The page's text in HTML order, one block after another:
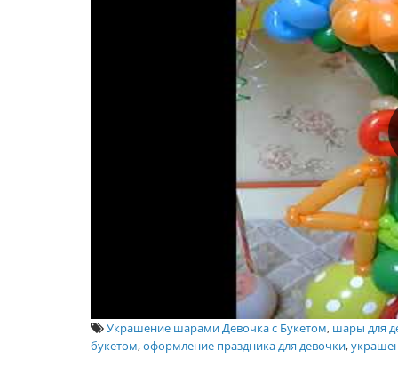
Украшение шарами Девочка с Букетом, шары для
букетом,оформление праздника для девочки,